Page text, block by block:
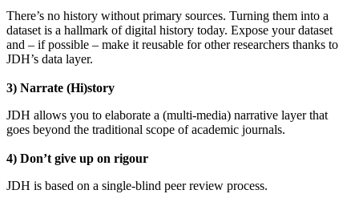
There’s no history without primary sources. Turning them into a
dataset is a hallmark of digital history today. Expose your dataset
and – if possible – make it reusable for other researchers thanks to
JDH’s data layer.
3) Narrate (Hi)story
JDH allows you to elaborate a (multi-media) narrative layer that
goes beyond the traditional scope of academic journals.
4) Don’t give up on rigour
JDH is based on a single-blind peer review process.